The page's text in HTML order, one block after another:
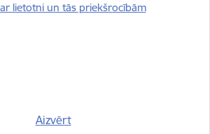
lietotni un tās priekšrocībām
Aizvērt